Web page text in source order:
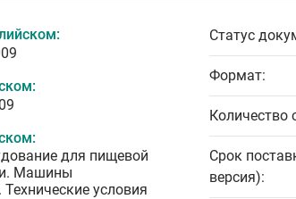
для пищевой
Машины
условия
Статус
Формат:
Количество
Срок
версия):